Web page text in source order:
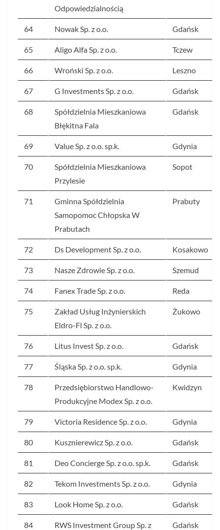
Odpowiedzialnością
64 Nowak Sp. z o.o. Gdańsk
65 Aligo Alfa Sp. z o.o. Tczew
66 Wroński Sp. z o.o. Leszno
67 G Investments Sp. z o.o. Gdańsk
68
Spółdzielnia Mieszkaniowa
Błękitna Fala
Gdańsk
69 Value Sp. z o.o. sp.k. Gdynia
70
Spółdzielnia Mieszkaniowa
Przylesie
Sopot
71
Gminna Spółdzielnia
Samopomoc Chłopska W
Prabutach
Prabuty
72 Ds Development Sp. z o.o. Kosakowo
73 Nasze Zdrowie Sp. z o.o. Szemud
74 Fanex Trade Sp. z o.o. Reda
75
Zakład Usług Inżynierskich
Eldro-Fl Sp. z o.o.
Żukowo
76 Litus Invest Sp. z o.o. Gdańsk
77 Śląska Sp. z o.o. sp.k. Gdynia
78
Przedsiębiorstwo Handlowo-
Produkcyjne Modex Sp. z o.o.
Kwidzyn
79 Victoria Residence Sp. z o.o. Gdynia
80 Kusznierewicz Sp. z o.o. Gdańsk
81 Deo Concierge Sp. z o.o. sp.k. Gdańsk
82 Tekom Investments Sp. z o.o. Gdynia
83 Look Home Sp. z o.o. Gdańsk
84 RWS Investment Group Sp. z Gdańsk